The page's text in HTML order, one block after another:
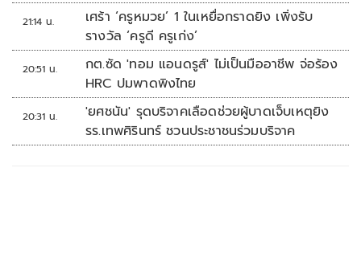
21:14 น.
เศร้า ‘ครูหมวย’ 1 ในเหยื่อกราดยิง เพิ่งรับ
รางวัล ‘ครูดี ครูเก่ง’
20:51 น.
กต.ซัด 'ทอม แอนดรูส์' ไม่เป็นมืออาชีพ จ่อร้อง
HRC ปมพาดพิงไทย
20:31 น.
'ยศชนัน' รุดบริจาคเลือดช่วยผู้บาดเจ็บเหตุยิง
รร.เทพศิรินทร์ ชวนประชาชนร่วมบริจาค